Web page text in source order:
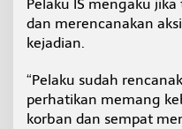
Pelaku IS mengaku
dan merencanakan
kejadian.
“Pelaku sudah
perhatikan memang
korban dan sempat